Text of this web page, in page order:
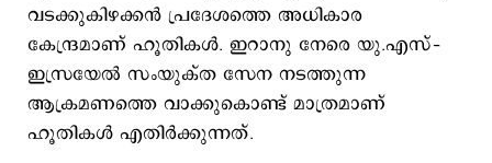
വടക്കുകിഴക്കന്‍ പ്രദേശത്തെ അധികാര
കേന്ദ്രമാണ് ഹൂതികള്‍. ഇറാനു നേരെ യു.എസ്–
ഇസ്രയേല്‍ സംയുക്ത സേന നടത്തുന്ന
ആക്രമണത്തെ വാക്കുകൊണ്ട് മാത്രമാണ്
ഹൂതികള്‍ എതിര്‍ക്കുന്നത്.